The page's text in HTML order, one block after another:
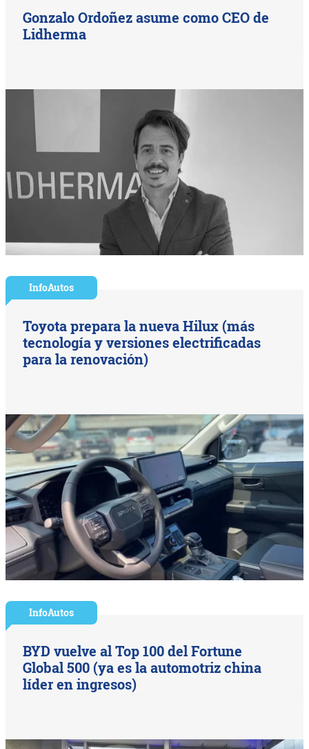
Gonzalo Ordoñez asume como CEO de
Lidherma
InfoAutos
Toyota prepara la nueva Hilux (más
tecnología y versiones electrificadas
para la renovación)
InfoAutos
BYD vuelve al Top 100 del Fortune
Global 500 (ya es la automotriz china
líder en ingresos)